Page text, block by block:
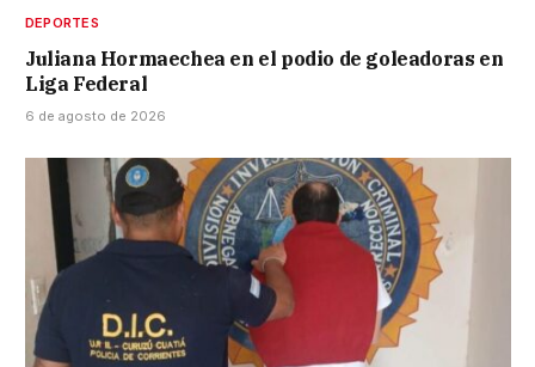
DEPORTES
Juliana Hormaechea en el podio de goleadoras en
Liga Federal
6 de agosto de 2026